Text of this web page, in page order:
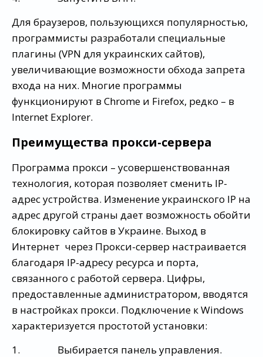
Для браузеров, пользующихся популярностью,
программисты разработали специальные
плагины (VPN для украинских сайтов),
увеличивающие возможности обхода запрета
входа на них. Многие программы
функционируют в Chrome и Firefox, редко – в
Internet Explorer.
Преимущества прокси-сервера
Программа прокси – усовершенствованная
технология, которая позволяет сменить IP-
адрес устройства. Изменение украинского IP на
адрес другой страны дает возможность обойти
блокировку сайтов в Украине. Выход в
Интернет через Прокси-сервер настраивается
благодаря IP-адресу ресурса и порта,
связанного с работой сервера. Цифры,
предоставленные администратором, вводятся
в настройках прокси. Подключение к Windows
характеризуется простотой установки:
1. Выбирается панель управления.